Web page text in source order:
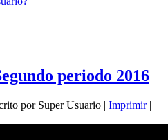
periodo 2016
por Super Usuario | Imprimir |